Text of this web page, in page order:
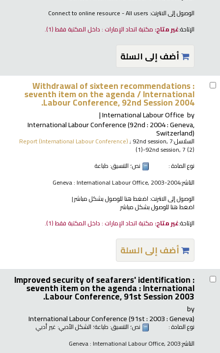
الوصول إلى الانترنت: Connect to online resource - All users
الإتاحة:غير متاح: مكتبة اتحاد الإمارات : داخل المكتبة فقط(1).
أضف إلى السلة
Withdrawal of sixteen recommendations :
seventh item on the agenda /International
Labour Conference, 92nd Session 2004.
by
International Labour Office
International Labour Conference(92nd : 2004 : Geneva,
Switzerland)
السلاسل: Report (International Labour Conference); 92nd session, 7
(1)-92nd session, 7 (2)
نوع المادة :
نص؛ التنسيق: طباعة
الناشر:Geneva : International Labour Office, 2003-2004
الوصول إلى الانترنت: اضغط هنا للوصول بشكل مباشر
اضغط هنا للوصول بشكل مباشر
الإتاحة:غير متاح: مكتبة اتحاد الإمارات : داخل المكتبة فقط(1).
أضف إلى السلة
Improved security of seafarers' identification :
seventh item on the agenda : International
Labour Conference, 91st Session 2003.
by
International Labour Conference(91st : 2003 : Geneva)
نوع المادة : نص؛ التنسيق: طباعة؛ الشكل الأدبي: غير أدبي
الناشر:Geneva : International Labour Office, 2003